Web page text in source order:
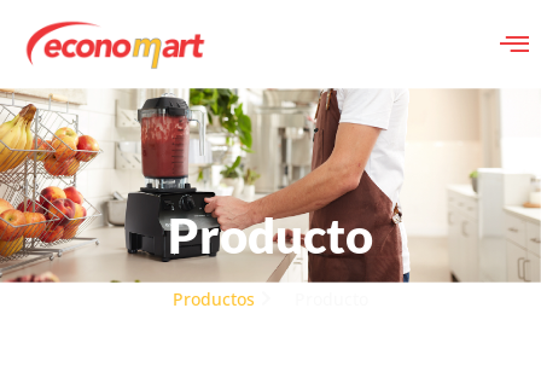
Producto
Productos